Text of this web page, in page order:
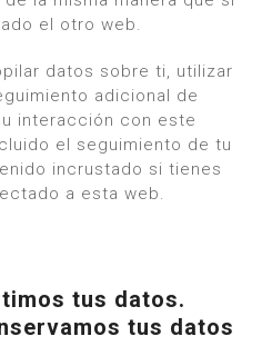
el otro web.
datos sobre ti, utilizar
adicional de
interacción con este
el seguimiento de tu
incrustado si tienes
a esta web.
tus datos.
tus datos